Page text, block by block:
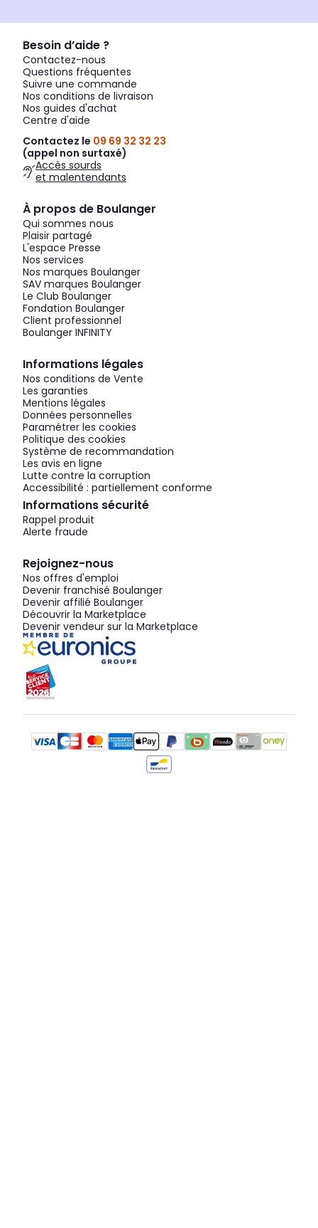
Besoin d’aide ?
Contactez-nous
Questions fréquentes
Suivre une commande
Nos conditions de livraison
Nos guides d'achat
Centre d'aide
Contactez le 09 69 32 32 23
(appel non surtaxé)
Accès sourds
et malentendants
À propos de Boulanger
Qui sommes nous
Plaisir partagé
L'espace Presse
Nos services
Nos marques Boulanger
SAV marques Boulanger
Le Club Boulanger
Fondation Boulanger
Client professionnel
Boulanger INFINITY
Informations légales
Nos conditions de Vente
Les garanties
Mentions légales
Données personnelles
Paramétrer les cookies
Politique des cookies
Système de recommandation
Les avis en ligne
Lutte contre la corruption
Accessibilité : partiellement conforme
Informations sécurité
Rappel produit
Alerte fraude
Rejoignez-nous
Nos offres d'emploi
Devenir franchisé Boulanger
Devenir affilié Boulanger
Découvrir la Marketplace
Devenir vendeur sur la Marketplace